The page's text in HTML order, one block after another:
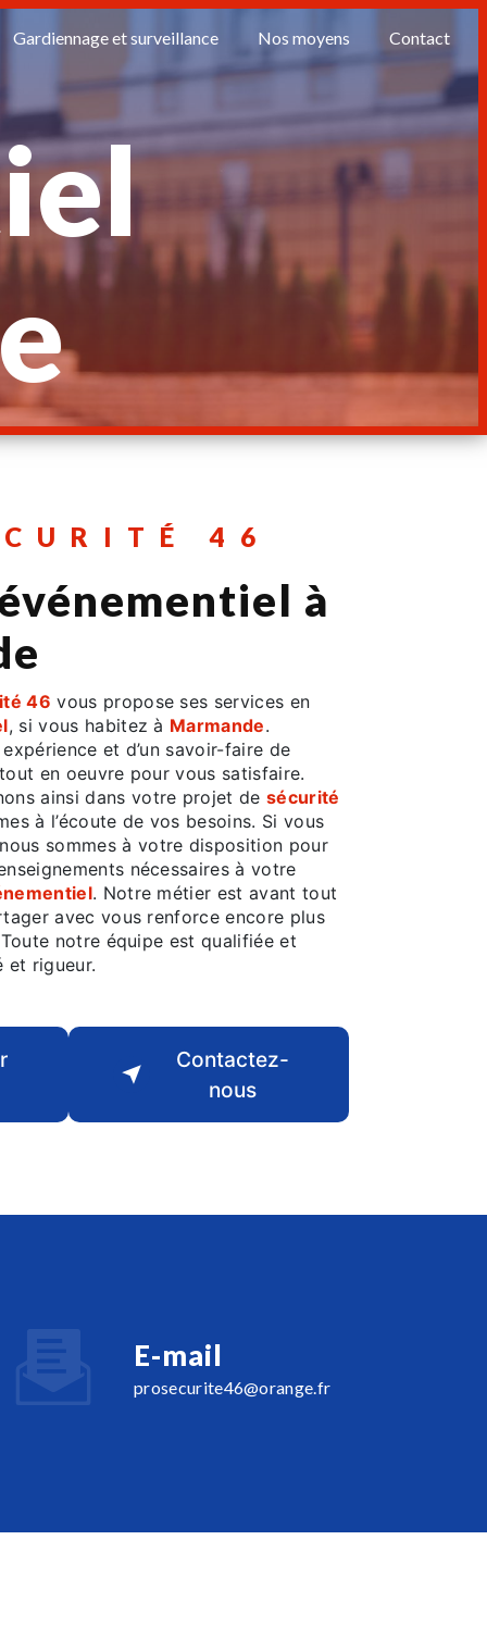
Gardiennage et surveillance Nos moyens Contact
46
à
46 vous propose ses services en
, si vous habitez à Marmande.
et d’un savoir-faire de
en oeuvre pour vous satisfaire.
ainsi dans votre projet desécurité
à l’écoute de vos besoins. Si vous
sommes à votre disposition pour
nécessaires à votre
. Notre métier est avant tout
avec vous renforce encore plus
notre équipe est qualifiée et
et rigueur.
Contactez-
nous
E-mail
prosecurite46@orange.fr